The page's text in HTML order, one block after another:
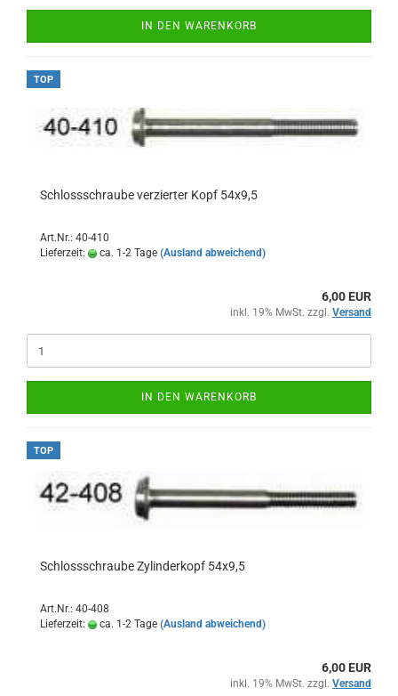
IN DEN WARENKORB
TOP
Schlossschraube verzierter Kopf 54x9,5
Art.Nr.: 40-410
Lieferzeit:
ca. 1-2 Tage (Ausland abweichend)
6,00 EUR
inkl. 19% MwSt. zzgl. Versand
IN DEN WARENKORB
TOP
Schlossschraube Zylinderkopf 54x9,5
Art.Nr.: 40-408
Lieferzeit:
ca. 1-2 Tage (Ausland abweichend)
6,00 EUR
inkl. 19% MwSt. zzgl. Versand